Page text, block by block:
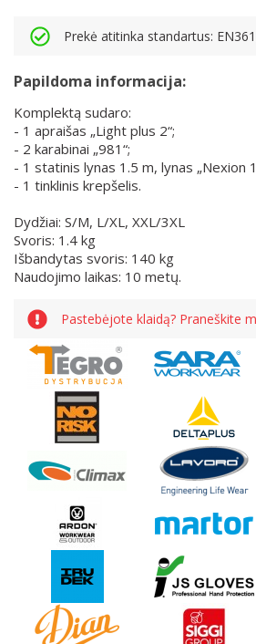
Prekė atitinka standartus:
Papildoma informacija:
Komplektą sudaro:
- 1 apraišas „Light plus 2“;
- 2 karabinai „981“;
- 1 statinis lynas 1.5 m, lynas „Nexion
- 1 tinklinis krepšelis.
Dydžiai: S/M, L/XL, XXL/3XL
Svoris: 1.4 kg
Išbandytas svoris: 140 kg
Naudojimo laikas: 10 metų.
Pastebėjote klaidą? Praneškite